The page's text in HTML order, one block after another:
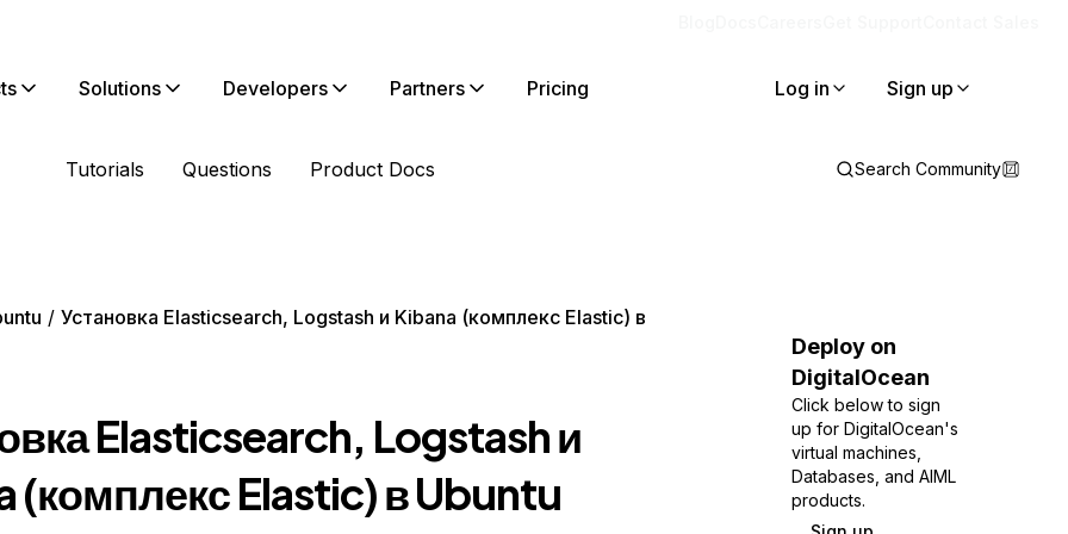
Solutions Developers Partners Pricing Log in Sign up
Tutorials Questions Product Docs Search Community
Установка Elasticsearch, Logstash и Kibana (комплекс Elastic) в
Elasticsearch, Logstash и
(комплекс Elastic) в Ubuntu
Deploy on
DigitalOcean
Click below to sign
up for DigitalOcean's
virtual machines,
Databases, and AIML
products.